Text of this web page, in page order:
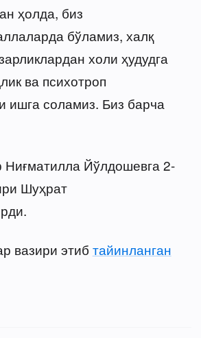
ҳолда, биз
бўламиз, халқ
холи ҳудудга
ва психотроп
ишга соламиз. Биз барча
Ниғматилла Йўлдошевга 2-
Шуҳрат
вазири этиб тайинланган